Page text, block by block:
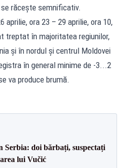
răceşte semnificativ.
aprilie, ora 23 – 29 aprilie, ora 10,
treptat în majoritatea regiunilor,
şi în nordul şi centrul Moldovei
în general minime de -3...2
va produce brumă.
Serbia: doi bărbați, suspectați
lui Vučić